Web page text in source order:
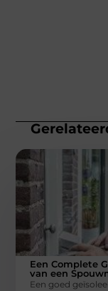
Een Complete
van een
Een goed